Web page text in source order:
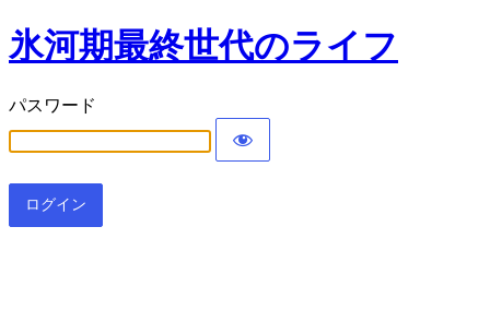
氷河期最終世代のライフ
パスワード